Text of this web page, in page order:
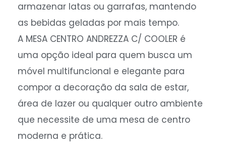
armazenar latas ou garrafas, mantendo
as bebidas geladas por mais tempo.
A MESA CENTRO ANDREZZA C/ COOLER é
uma opção ideal para quem busca um
móvel multifuncional e elegante para
compor a decoração da sala de estar,
área de lazer ou qualquer outro ambiente
que necessite de uma mesa de centro
moderna e prática.